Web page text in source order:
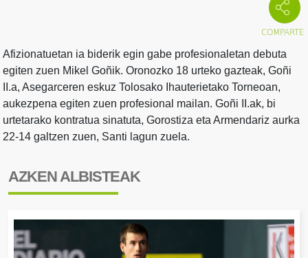
Afizionatuetan ia biderik egin gabe profesionaletan debuta
egiten zuen Mikel Goñik. Oronozko 18 urteko gazteak, Goñi
II.a, Asegarceren eskuz Tolosako Ihauterietako Torneoan,
aukezpena egiten zuen profesional mailan. Goñi II.ak, bi
urtetarako kontratua sinatuta, Gorostiza eta Armendariz aurka
22-14 galtzen zuen, Santi lagun zuela.
AZKEN ALBISTEAK